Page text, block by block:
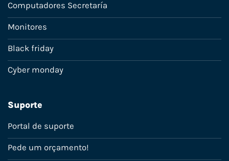
Computadores Secretaría
Monitores
Black friday
Cyber monday
Suporte
Portal de suporte
Pede um orçamento!